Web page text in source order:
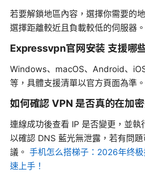
若要解鎖地區內容，選擇你需要的
選擇距離較近且負載較低的伺服器。
Expressvpn官网安装 支援哪
Windows、macOS、Android、
等，具體支援清單以官方頁面為準。
如何確認 VPN 是否真的在加密
連線成功後查看 IP 是否變更，並執
以確認 DNS 藍光無泄露，若有問
議。 手机怎么搭梯子：2026年终
速上手！